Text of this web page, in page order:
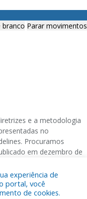
experiência de
portal, você
de cookies.
branco Parar movimentos
e a metodologia
no
Procuramos
em dezembro de
mundial de
necessidades especiais,
disponíveis.